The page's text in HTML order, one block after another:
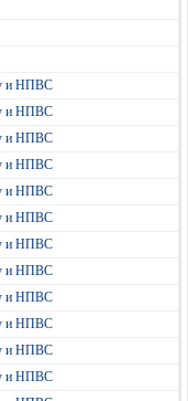
и НПВС
и НПВС
и НПВС
и НПВС
и НПВС
и НПВС
и НПВС
и НПВС
и НПВС
и НПВС
и НПВС
и НПВС